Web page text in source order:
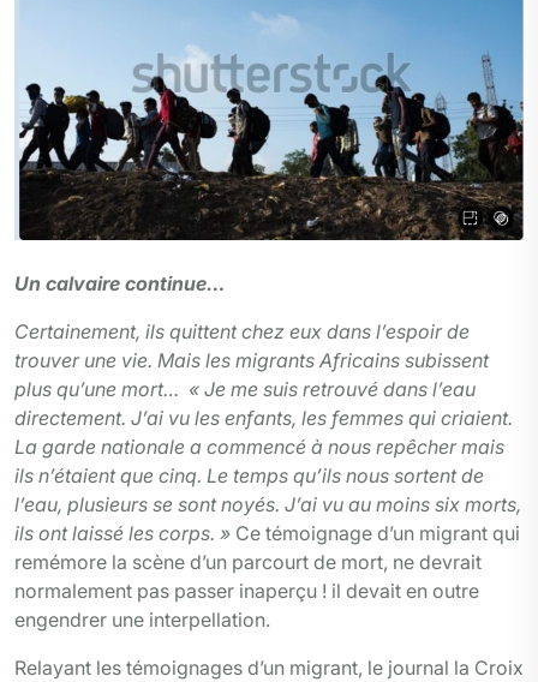
Un calvaire continue…
Certainement, ils quittent chez eux dans l’espoir de
trouver une vie. Mais les migrants Africains subissent
plus qu’une mort… « Je me suis retrouvé dans l’eau
directement. J’ai vu les enfants, les femmes qui criaient.
La garde nationale a commencé à nous repêcher mais
ils n’étaient que cinq. Le temps qu’ils nous sortent de
l’eau, plusieurs se sont noyés. J’ai vu au moins six morts,
ils ont laissé les corps. » Ce témoignage d’un migrant qui
remémore la scène d’un parcourt de mort, ne devrait
normalement pas passer inaperçu ! il devait en outre
engendrer une interpellation.
Relayant les témoignages d’un migrant, le journal la Croix